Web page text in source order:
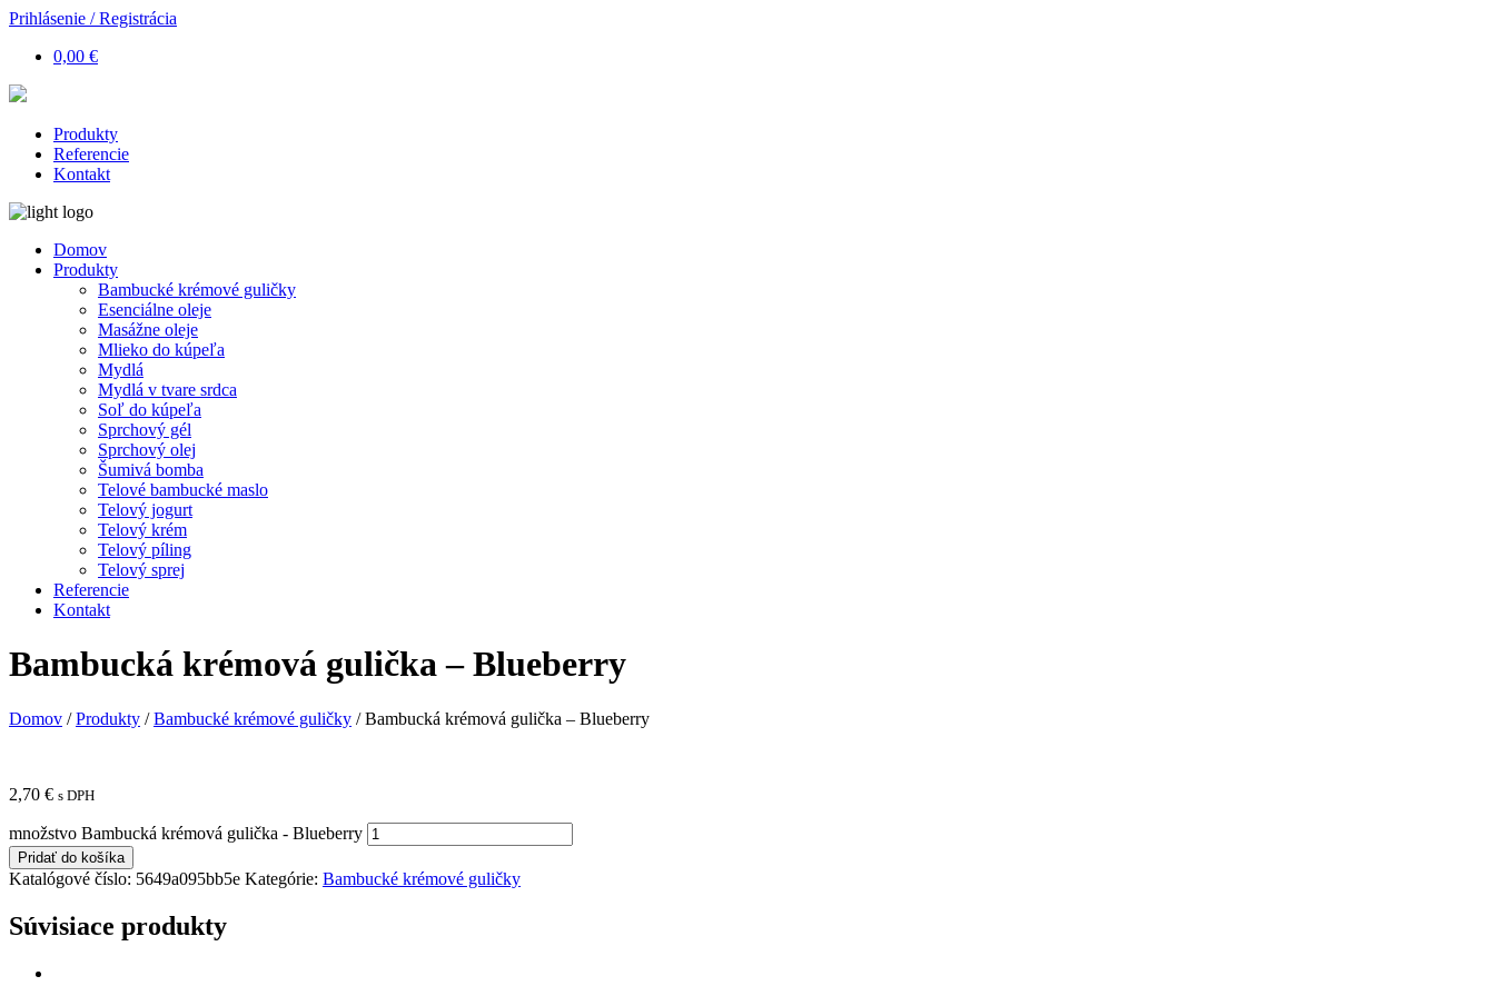
Prihlásenie / Registrácia
0,00 €
Produkty
Referencie
Kontakt
Domov
Produkty
Bambucké krémové guličky
Esenciálne oleje
Masážne oleje
Mlieko do kúpeľa
Mydlá
Mydlá v tvare srdca
Soľ do kúpeľa
Sprchový gél
Sprchový olej
Šumivá bomba
Telové bambucké maslo
Telový jogurt
Telový krém
Telový píling
Telový sprej
Referencie
Kontakt
Bambucká krémová gulička – Blueberry
Domov /Produkty /Bambucké krémové guličky /Bambucká krémová gulička – Blueberry
2,70 € s DPH
množstvo Bambucká krémová gulička - Blueberry
Pridať do košíka
Katalógové číslo: 5649a095bb5e Kategórie: Bambucké krémové guličky
Súvisiace produkty